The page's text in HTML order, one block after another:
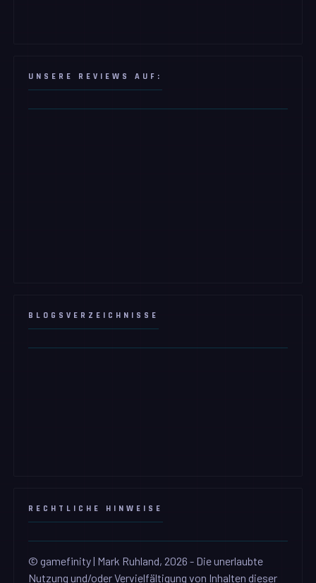
UNSERE REVIEWS AUF:
BLOGSVERZEICHNISSE
RECHTLICHE HINWEISE
© gamefinity | Mark Ruhland, 2026 - Die unerlaubte
Nutzung und/oder Vervielfältigung von Inhalten dieser